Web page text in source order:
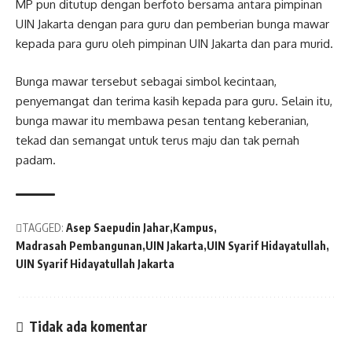
MP pun ditutup dengan berfoto bersama antara pimpinan
UIN Jakarta dengan para guru dan pemberian bunga mawar
kepada para guru oleh pimpinan UIN Jakarta dan para murid.
Bunga mawar tersebut sebagai simbol kecintaan,
penyemangat dan terima kasih kepada para guru. Selain itu,
bunga mawar itu membawa pesan tentang keberanian,
tekad dan semangat untuk terus maju dan tak pernah
padam.
TAGGED: Asep Saepudin Jahar Kampus
Madrasah Pembangunan UIN Jakarta UIN Syarif Hidayatullah
UIN Syarif Hidayatullah Jakarta
Tidak ada komentar